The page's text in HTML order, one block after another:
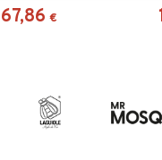
67,86 €